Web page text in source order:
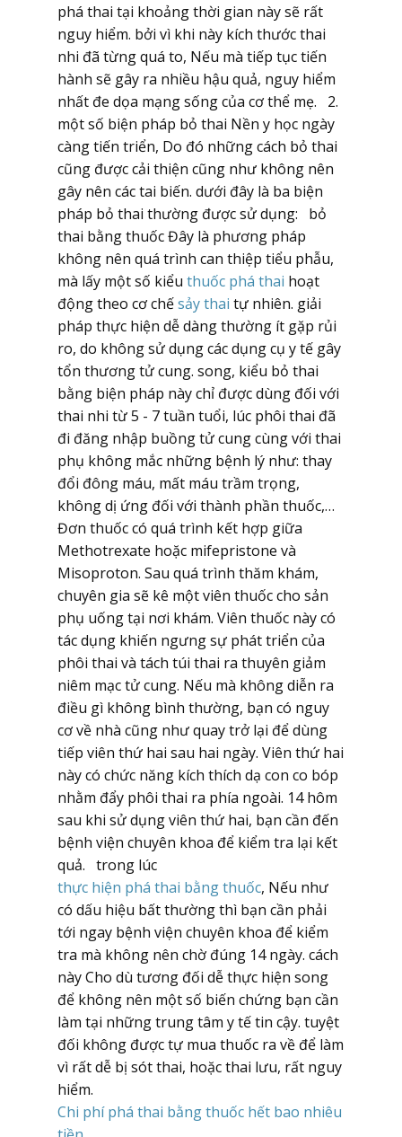
phá thai tại khoảng thời gian này sẽ rất
nguy hiểm. bởi vì khi này kích thước thai
nhi đã từng quá to, Nếu mà tiếp tục tiến
hành sẽ gây ra nhiều hậu quả, nguy hiểm
nhất đe dọa mạng sống của cơ thể mẹ. 2.
một số biện pháp bỏ thai Nền y học ngày
càng tiến triển, Do đó những cách bỏ thai
cũng được cải thiện cũng như không nên
gây nên các tai biến. dưới đây là ba biện
pháp bỏ thai thường được sử dụng: bỏ
thai bằng thuốc Đây là phương pháp
không nên quá trình can thiệp tiểu phẫu,
mà lấy một số kiểu thuốc phá thai hoạt
động theo cơ chếsảy thai tự nhiên. giải
pháp thực hiện dễ dàng thường ít gặp rủi
ro, do không sử dụng các dụng cụ y tế gây
tổn thương tử cung. song, kiểu bỏ thai
bằng biện pháp này chỉ được dùng đối với
thai nhi từ 5 - 7 tuần tuổi, lúc phôi thai đã
đi đăng nhập buồng tử cung cùng với thai
phụ không mắc những bệnh lý như: thay
đổi đông máu, mất máu trầm trọng,
không dị ứng đối với thành phần thuốc,…
Đơn thuốc có quá trình kết hợp giữa
Methotrexate hoặc mifepristone và
Misoproton. Sau quá trình thăm khám,
chuyên gia sẽ kê một viên thuốc cho sản
phụ uống tại nơi khám. Viên thuốc này có
tác dụng khiến ngưng sự phát triển của
phôi thai và tách túi thai ra thuyên giảm
niêm mạc tử cung. Nếu mà không diễn ra
điều gì không bình thường, bạn có nguy
cơ về nhà cũng như quay trở lại để dùng
tiếp viên thứ hai sau hai ngày. Viên thứ hai
này có chức năng kích thích dạ con co bóp
nhằm đẩy phôi thai ra phía ngoài. 14 hôm
sau khi sử dụng viên thứ hai, bạn cần đến
bệnh viện chuyên khoa để kiểm tra lại kết
quả. trong lúc
thực hiện phá thai bằng thuốc, Nếu như
có dấu hiệu bất thường thì bạn cần phải
tới ngay bệnh viện chuyên khoa để kiểm
tra mà không nên chờ đúng 14 ngày. cách
này Cho dù tương đối dễ thực hiện song
để không nên một số biến chứng bạn cần
làm tại những trung tâm y tế tin cậy. tuyệt
đối không được tự mua thuốc ra về để làm
vì rất dễ bị sót thai, hoặc thai lưu, rất nguy
hiểm.
Chi phí phá thai bằng thuốc hết bao nhiêu